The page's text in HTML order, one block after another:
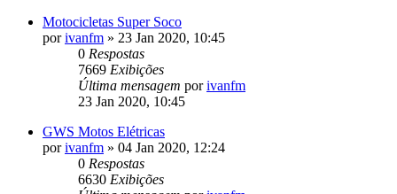
Motocicletas Super Soco
porivanfm » 23 Jan 2020, 10:45
0 Respostas
7669 Exibições
Última mensagem porivanfm
23 Jan 2020, 10:45
GWS Motos Elétricas
porivanfm » 04 Jan 2020, 12:24
0 Respostas
6630 Exibições